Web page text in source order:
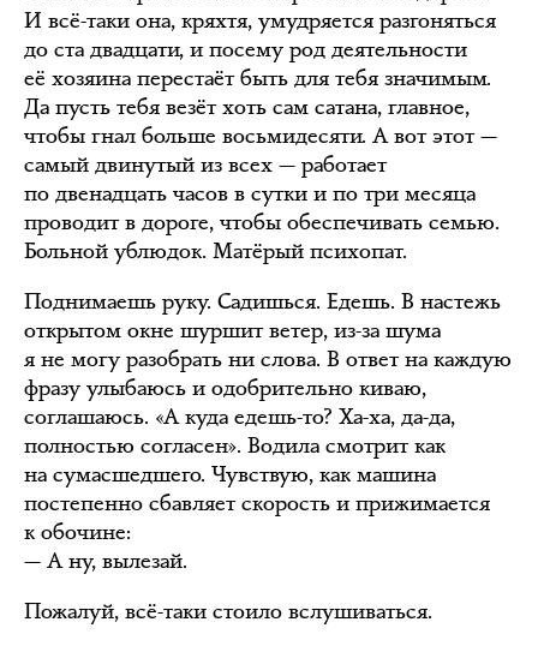
И всё-таки она, кряхтя, умудряется разгоняться
до ста двадцати, и посему род деятельности
её хозяина перестаёт быть для тебя значимым.
Да пусть тебя везёт хоть сам сатана, главное,
чтобы гнал больше восьмидесяти. А вот этот —
самый двинутый из всех — работает
по двенадцать часов в сутки и по три месяца
проводит в дороге, чтобы обеспечивать семью.
Больной ублюдок. Матёрый психопат.
Поднимаешь руку. Садишься. Едешь. В настежь
открытом окне шуршит ветер, из-за шума
я не могу разобрать ни слова. В ответ на каждую
фразу улыбаюсь и одобрительно киваю,
соглашаюсь. «А куда едешь-то? Ха-ха, да-да,
полностью согласен». Водила смотрит как
на сумасшедшего. Чувствую, как машина
постепенно сбавляет скорость и прижимается
к обочине:
— А ну, вылезай.
Пожалуй, всё-таки стоило вслушиваться.